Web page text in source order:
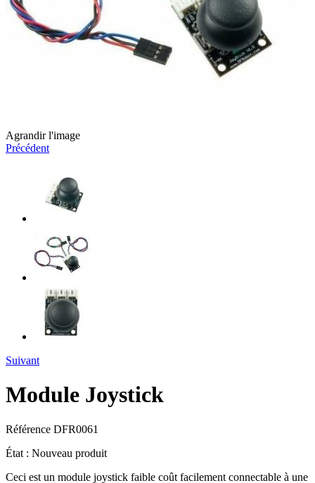
Agrandir l'image
Précédent
Suivant
Module Joystick
Référence DFR0061
État : Nouveau produit
Ceci est un module joystick faible coût facilement connectable à une